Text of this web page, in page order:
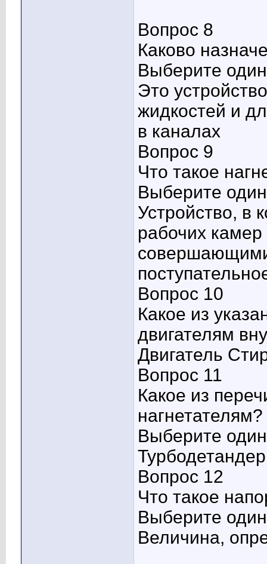
Вопрос 8
Каково
Выберите
Это
жидкостей и
в каналах
Вопрос 9
Что такое
Выберите
Устройство, в
рабочих
Вопрос 10
Какое из
двигателям
Двигатель
Вопрос 11
Какое из
нагнетателям?
Выберите
Турбодетандер
Вопрос 12
Что такое
Выберите
Величина,